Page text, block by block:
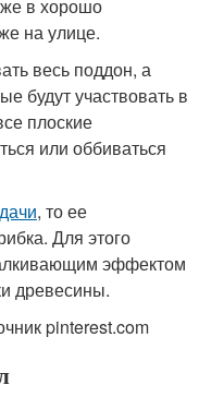
в хорошо
на улице.
весь поддон, а
будут участвовать в
плоские
или оббиваться
, то ее
Для этого
эффектом
древесины.
pinterest.com